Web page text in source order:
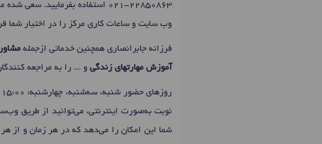
021-22850863 استفاده بفرمایید. سعی
وب سایت و ساعات کاری مرکز را در اختیار شما
فرزانه جابرانصاری همچنین خدماتی ازجمله
آموزش مهارتهای زندگی و ... را به مراجعه
روزهای حضور شنبه، سه‌شنبه، چهارشنبه: 15:00 تا 19:00 است که اولین زمان نوبت دهی فرزانه جابرانصاری برای
نوبت به‌صورت اینترنتی، می‌توانید از طریق
شما این امکان را می‌دهد که در هر زمان و از هر